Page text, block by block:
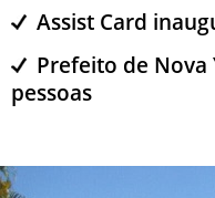
Assist Card
Prefeito de Nova
pessoas